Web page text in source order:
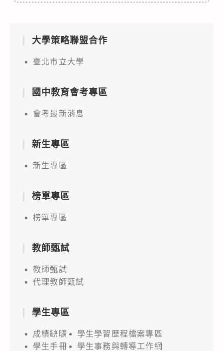
大學策略聯盟合作
臺北市立大學
國中教育會考專區
會考最新消息
新生專區
新生專區
榜單專區
榜單專區
教師甄試
教師甄試
代理教師甄試
學生專區
成績缺曠
學生學習歷程檔案專區
學生手冊
學生事務與轉導工作網